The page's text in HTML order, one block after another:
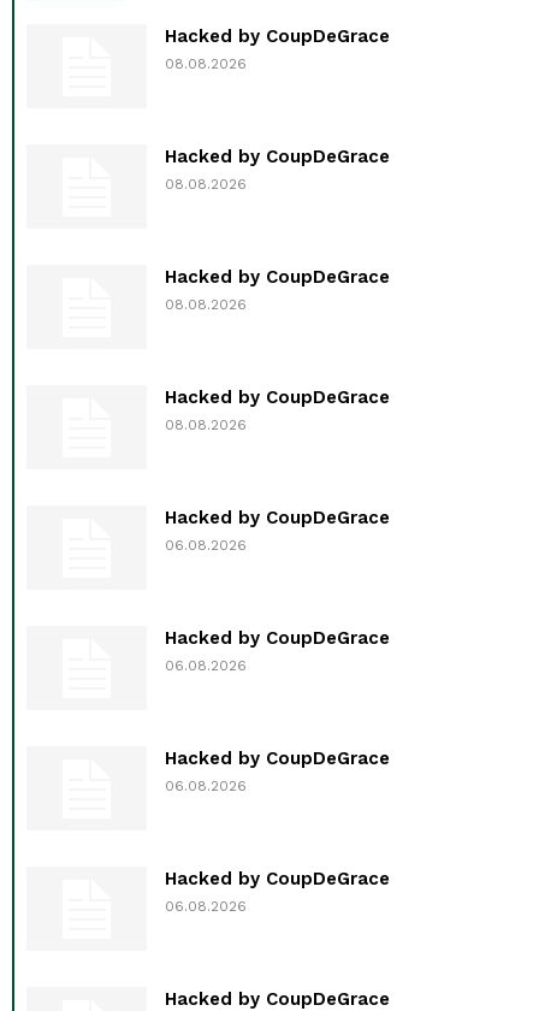
Hacked by CoupDeGrace
08.08.2026
Hacked by CoupDeGrace
08.08.2026
Hacked by CoupDeGrace
08.08.2026
Hacked by CoupDeGrace
08.08.2026
Hacked by CoupDeGrace
06.08.2026
Hacked by CoupDeGrace
06.08.2026
Hacked by CoupDeGrace
06.08.2026
Hacked by CoupDeGrace
06.08.2026
Hacked by CoupDeGrace